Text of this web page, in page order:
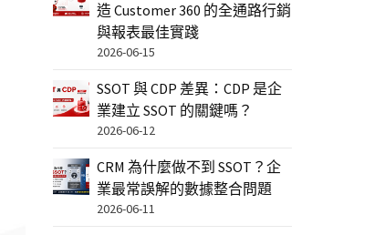
造 Customer 360 的全通路行銷
與報表最佳實踐
2026-06-15
SSOT 與 CDP 差異：CDP 是企
業建立 SSOT 的關鍵嗎？
2026-06-12
CRM 為什麼做不到 SSOT？企
業最常誤解的數據整合問題
2026-06-11